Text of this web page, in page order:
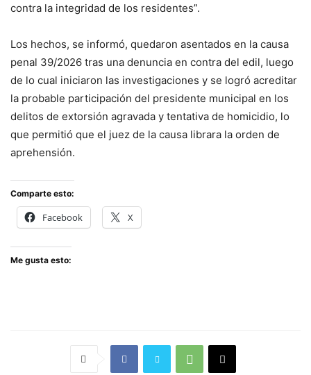
contra la integridad de los residentes”.
Los hechos, se informó, quedaron asentados en la causa
penal 39/2026 tras una denuncia en contra del edil, luego
de lo cual iniciaron las investigaciones y se logró acreditar
la probable participación del presidente municipal en los
delitos de extorsión agravada y tentativa de homicidio, lo
que permitió que el juez de la causa librara la orden de
aprehensión.
Comparte esto:
Facebook X
Me gusta esto: